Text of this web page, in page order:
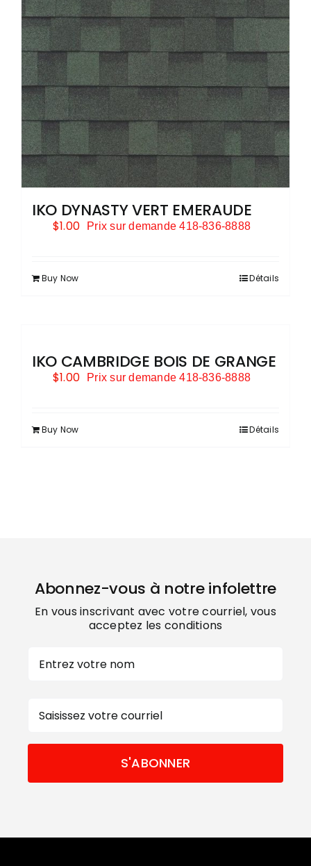
IKO DYNASTY VERT EMERAUDE
$1.00 Prix sur demande 418-836-8888
Buy Now Détails
IKO CAMBRIDGE BOIS DE GRANGE
$1.00 Prix sur demande 418-836-8888
Buy Now Détails
Abonnez-vous à notre infolettre
En vous inscrivant avec votre courriel, vous
acceptez les conditions
mail